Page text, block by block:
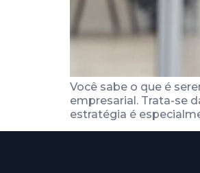
Você sabe o que é
empresarial. Trata-se
estratégia é